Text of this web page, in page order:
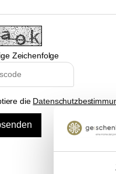
Zeichenfolge
die